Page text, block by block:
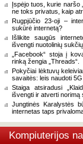
Įspėjo tuos, kurie naršo
ne toks privatus, kaip
Rugpjūčio 23-oji –
sukūrė internetą?
Išlikite saugūs
išvengti nuotolinių sukčių
„Facebook“ stoja į
rinką žengia „Threads“.
Pokyčiai lėktuvų
savaitės: leis naudoti 5G
Staiga atsiradusi
išvengti ir atverti norimą
Jungtinės Karalystės
internetas taps
Kompiuterijos